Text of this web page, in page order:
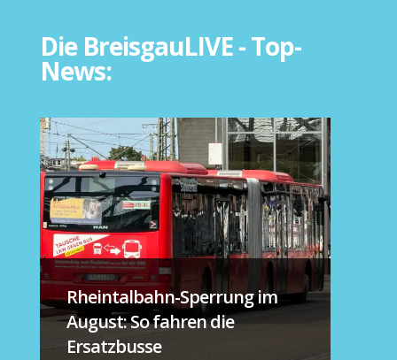
Die BreisgauLIVE - Top-
News:
Rheintalbahn-Sperrung im
August: So fahren die
Ersatzbusse